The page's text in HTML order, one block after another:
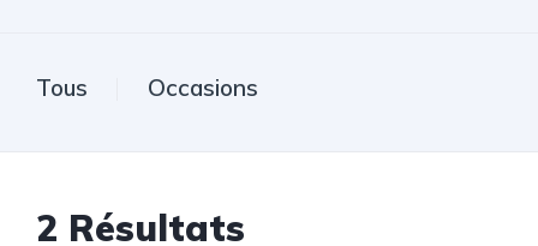
Tous Occasions
2 Résultats